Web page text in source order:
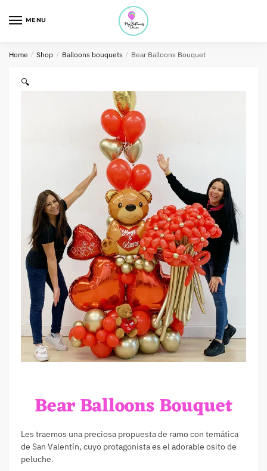
MENU
Home / Shop / Balloons bouquets / Bear Balloons Bouquet
🔍
Bear Balloons Bouquet
Les traemos una preciosa propuesta de ramo con temática
de San Valentín, cuyo protagonista es el adorable osito de
peluche.